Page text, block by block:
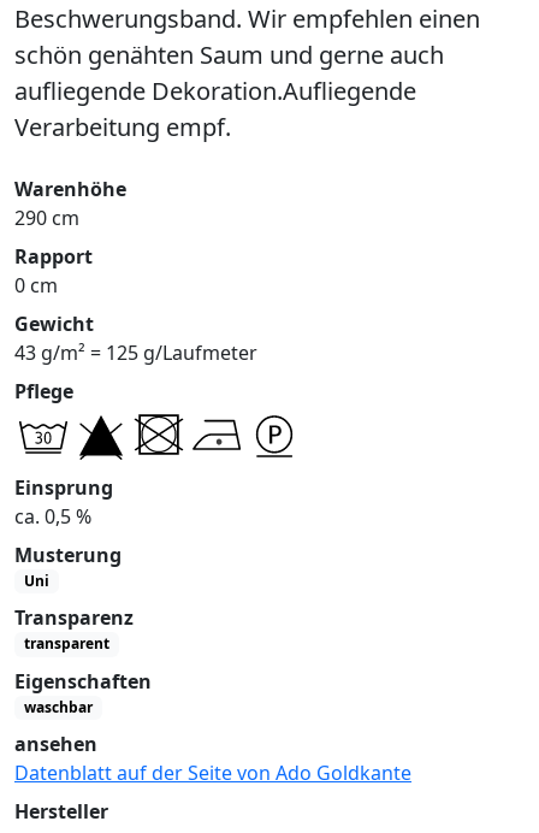
Beschwerungsband. Wir empfehlen einen
schön genähten Saum und gerne auch
aufliegende Dekoration.Aufliegende
Verarbeitung empf.
Warenhöhe
290 cm
Rapport
0 cm
Gewicht
43 g/m² = 125 g/Laufmeter
Pflege
Einsprung
ca. 0,5 %
Musterung
Uni
Transparenz
transparent
Eigenschaften
waschbar
ansehen
Datenblatt auf der Seite von Ado Goldkante
Hersteller